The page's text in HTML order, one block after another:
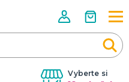
Vyberte si